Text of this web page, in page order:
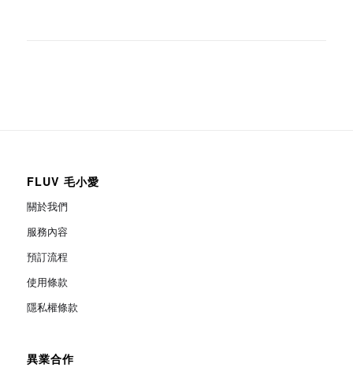
FLUV 毛小愛
關於我們
服務內容
預訂流程
使用條款
隱私權條款
異業合作